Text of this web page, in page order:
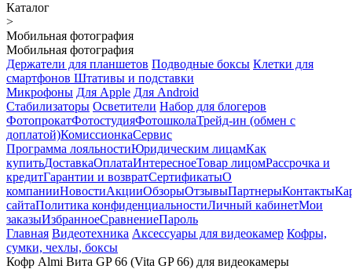
Каталог
>
Мобильная фотография
Мобильная фотография
Держатели для планшетов Подводные боксы Клетки для
смартфонов Штативы и подставки
Микрофоны Для Apple Для Android
Стабилизаторы Осветители Набор для блогеров
ФотопрокатФотостудияФотошколаТрейд-ин (обмен с
доплатой)КомиссионкаСервис
Программа лояльностиЮридическим лицамКак
купитьДоставкаОплатаИнтересноеТовар лицомРассрочка и
кредитГарантии и возвратСертификатыО
компанииНовостиАкцииОбзорыОтзывыПартнерыКонтакты
сайтаПолитика конфиденциальностиЛичный кабинетМои
заказыИзбранноеСравнениеПароль
Главная Видеотехника Аксессуары для видеокамер Кофры,
сумки, чехлы, боксы
Кофр Almi Вита GP 66 (Vita GP 66) для видеокамеры